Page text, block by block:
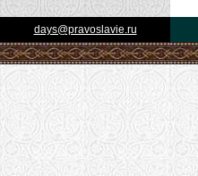
days@pravoslavie.ru